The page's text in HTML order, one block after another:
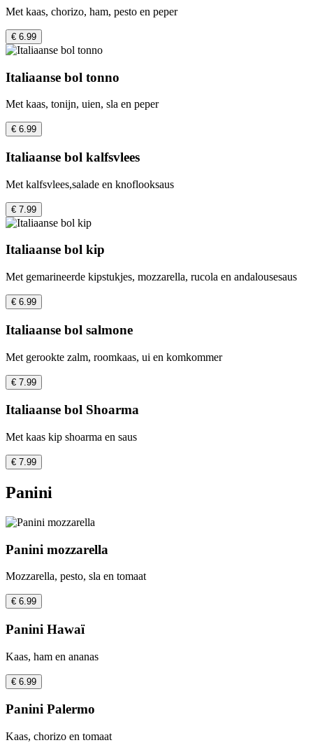
Met kaas, chorizo, ham, pesto en peper
€ 6.99
Italiaanse bol tonno
Met kaas, tonijn, uien, sla en peper
€ 6.99
Italiaanse bol kalfsvlees
Met kalfsvlees,salade en knoflooksaus
€ 7.99
Italiaanse bol kip
Met gemarineerde kipstukjes, mozzarella, rucola en andalousesaus
€ 6.99
Italiaanse bol salmone
Met gerookte zalm, roomkaas, ui en komkommer
€ 7.99
Italiaanse bol Shoarma
Met kaas kip shoarma en saus
€ 7.99
Panini
Panini mozzarella
Mozzarella, pesto, sla en tomaat
€ 6.99
Panini Hawaï
Kaas, ham en ananas
€ 6.99
Panini Palermo
Kaas, chorizo en tomaat